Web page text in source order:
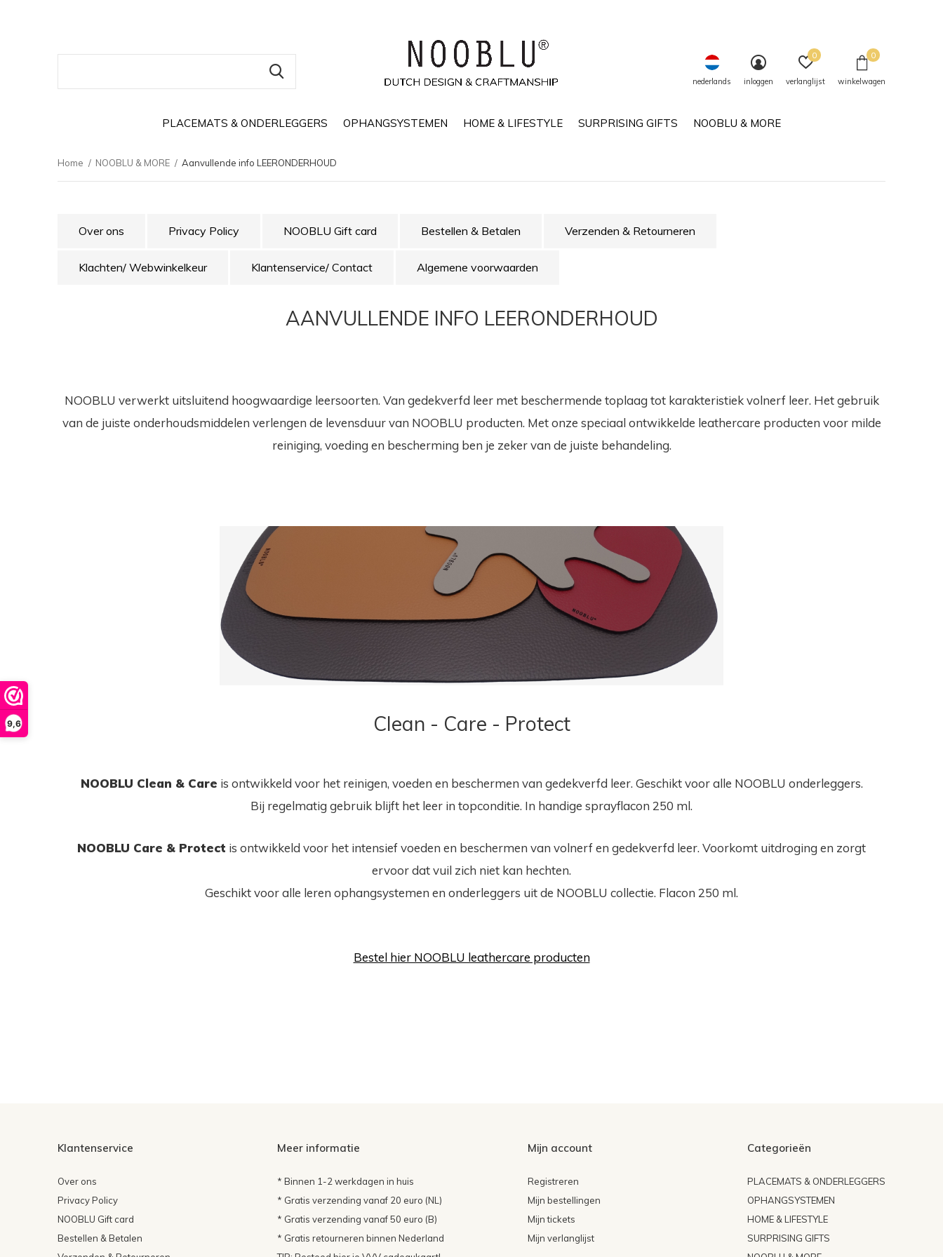
9,6
PLACEMATS & ONDERLEGGERS OPHANGSYSTEMEN HOME & LIFESTYLE SURPRISING GIFTS NOOBLU & MORE
nederlands inloggen verlanglijst
0
winkelwagen
0
Home NOOBLU & MORE Aanvullende info LEERONDERHOUD
Over ons Privacy Policy NOOBLU Gift card Bestellen & Betalen Verzenden & Retourneren
Klachten/ Webwinkelkeur Klantenservice/ Contact Algemene voorwaarden
AANVULLENDE INFO LEERONDERHOUD
NOOBLU verwerkt uitsluitend hoogwaardige leersoorten. Van gedekverfd leer met beschermende toplaag tot karakteristiek volnerf leer. Het gebruik
van de juiste onderhoudsmiddelen verlengen de levensduur van NOOBLU producten. Met onze speciaal ontwikkelde leathercare producten voor milde
reiniging, voeding en bescherming ben je zeker van de juiste behandeling.
Clean - Care - Protect
NOOBLU Clean & Care is ontwikkeld voor het reinigen, voeden en beschermen van gedekverfd leer. Geschikt voor alle NOOBLU onderleggers.
Bij regelmatig gebruik blijft het leer in topconditie. In handige sprayflacon 250 ml.
NOOBLU Care & Protect is ontwikkeld voor het intensief voeden en beschermen van volnerf en gedekverfd leer. Voorkomt uitdroging en zorgt
ervoor dat vuil zich niet kan hechten.
Geschikt voor alle leren ophangsystemen en onderleggers uit de NOOBLU collectie. Flacon 250 ml.
Bestel hier NOOBLU leathercare producten
Klantenservice
Over ons
Privacy Policy
NOOBLU Gift card
Bestellen & Betalen
Meer informatie
* Binnen 1-2 werkdagen in huis
* Gratis verzending vanaf 20 euro (NL)
* Gratis verzending vanaf 50 euro (B)
* Gratis retourneren binnen Nederland
Mijn account
Registreren
Mijn bestellingen
Mijn tickets
Mijn verlanglijst
Categorieën
PLACEMATS & ONDERLEGGERS
OPHANGSYSTEMEN
HOME & LIFESTYLE
SURPRISING GIFTS